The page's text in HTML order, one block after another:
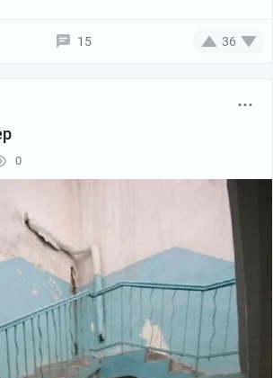
Альберта Эйнштейна, в которых
Финчер — "Голова девушки рядом с
15 36
0